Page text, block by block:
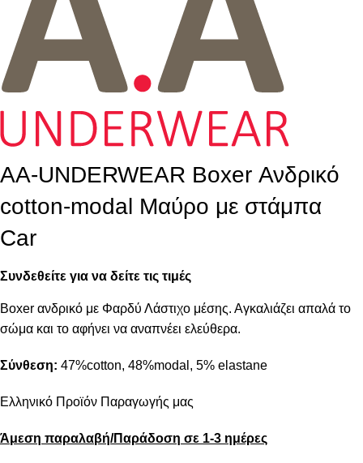
AA-UNDERWEAR Boxer Ανδρικό
cotton-modal Μαύρο με στάμπα
Car
Συνδεθείτε για να δείτε τις τιμές
Boxer ανδρικό με Φαρδύ Λάστιχο μέσης. Αγκαλιάζει απαλά το
σώμα και το αφήνει να αναπνέει ελεύθερα.
Σύνθεση: 47%cotton, 48%modal, 5% elastane
Ελληνικό Προϊόν Παραγωγής μας
Άμεση παραλαβή/Παράδοση σε 1-3 ημέρες